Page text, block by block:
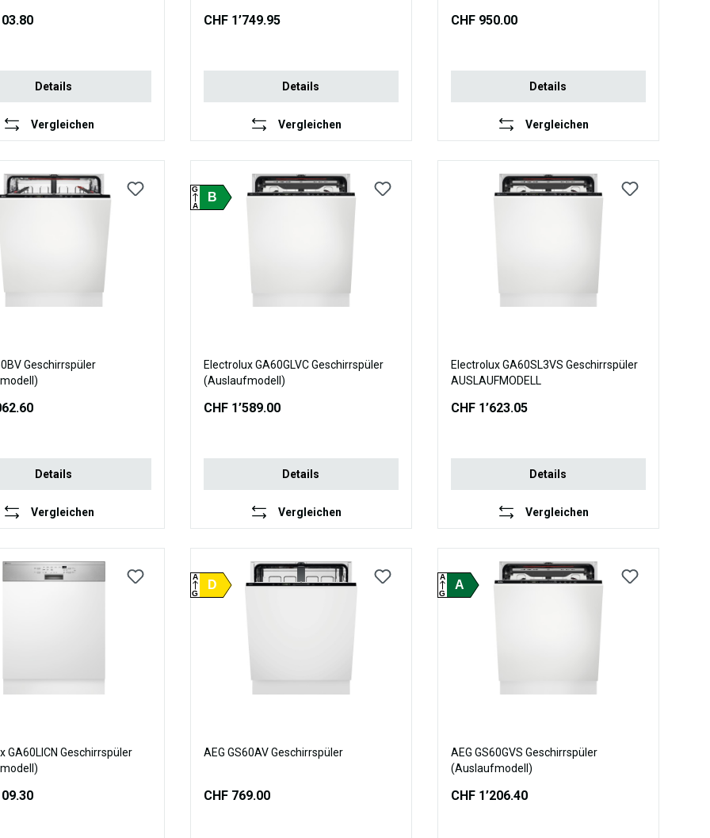
Details
Vergleichen
CHF 1’749.95
Details
Vergleichen
CHF 950.00
Details
Vergleichen
Geschirrspüler
Details
Vergleichen
B
G
A
Electrolux GA60GLVC Geschirrspüler
(Auslaufmodell)
CHF 1’589.00
Details
Vergleichen
Electrolux GA60SL3VS Geschirrspüler
AUSLAUFMODELL
CHF 1’623.05
Details
Vergleichen
GA60LICN Geschirrspüler
D
A
G
AEG GS60AV Geschirrspüler
CHF 769.00
A
A
G
AEG GS60GVS Geschirrspüler
(Auslaufmodell)
CHF 1’206.40